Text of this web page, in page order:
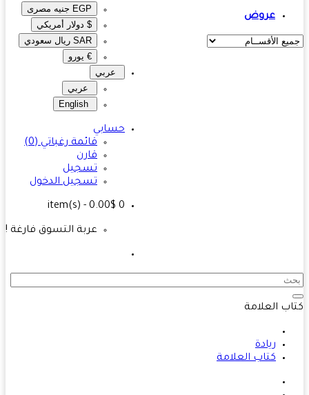
EGP جنيه مصرى‎
$ دولار أمريكي
SAR ريال سعودي
€ يورو
عربي
عربي
English
حسابي
قائمة رغباتي (0)
قارن
تسجيل
تسجيل الدخول
item(s)
- 0.00$
عربة التسوق فارغة !
عروض
العلامة
ريادة
كتاب العلامة